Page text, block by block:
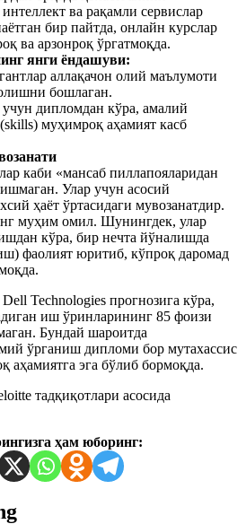
ва рақамли сервислар
бир пайтда, онлайн курслар
ва арзонроқ ўргатмоқда.
янги ёндашуви:
аллақачон олий маълумоти
бошлаган.
дипломдан кўра, амалий
муҳимроқ аҳамият касб
каби «мансаб пиллапояларидан
Улар учун асосий
ҳаёт ўртасидаги мувозанатдир.
муҳим омил. Шунингдек, улар
кўра, бир нечта йўналишда
фаолият юритиб, кўпроқ даромад
Technologies прогнозига кўра,
иш ўринларининг 85 фоизи
Бундай шароитда
ўрганиш дипломи бор мутахассис
аҳамиятга эга бўлиб бормоқда.
тадқиқотлари асосида
ҳам юборинг: